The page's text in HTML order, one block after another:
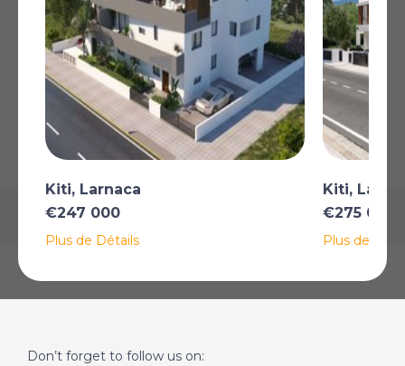
AFFICHER SUR LA CARTE
La carte peut ne pas indiquer l'emplacement exact
Kiti, Larnaca
€247 000
Plus de Détails
Kiti,
€275 000
Plus de
Don’t forget to follow us on: